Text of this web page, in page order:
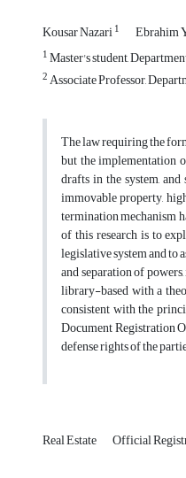
Kousar Nazari1 Ebrahim
1Master's student,
2Associate Professor,
The law requiring the
but the implementation
drafts in the system,
immovable property,
termination mechanism
of this research is to
legislative system and to
and separation of
library-based with a
consistent with the
Document Registration
defense rights of the
Real Estate Official